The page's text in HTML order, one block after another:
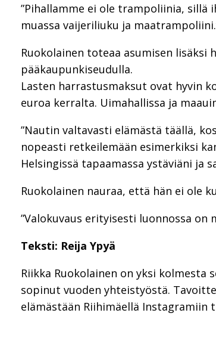
”Pihallamme ei ole trampoliinia,
muassa vaijeriliuku ja
Ruokolainen toteaa asumisen lisäksi
pääkaupunkiseudulla.
Lasten harrastusmaksut ovat hyvin
euroa kerralta. Uimahallissa ja
”Nautin valtavasti elämästä täällä,
nopeasti retkeilemään esimerkiksi
Helsingissä tapaamassa ystäviäni ja
Ruokolainen nauraa, että hän ei ole
”Valokuvaus erityisesti luonnossa on
Teksti: Reija Ypyä
Riikka Ruokolainen on yksi kolmesta
sopinut vuoden yhteistyöstä.
elämästään Riihimäellä Instagramiin